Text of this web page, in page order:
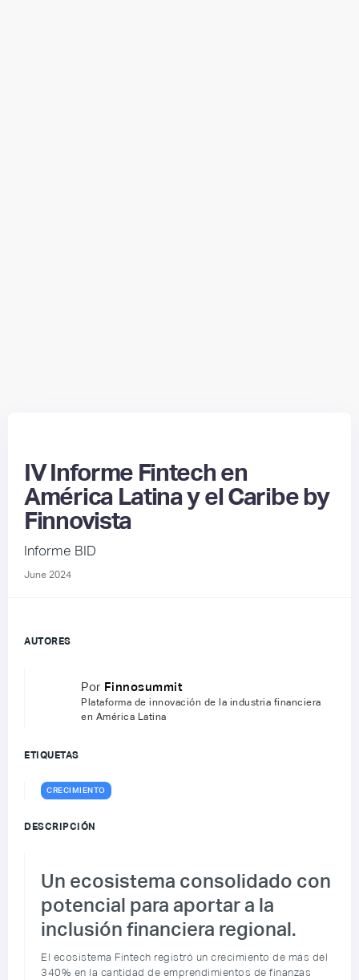
IV Informe Fintech en
América Latina y el Caribe by
Finnovista
Informe BID
June 2024
AUTORES
Por Finnosummit
Plataforma de innovación de la industria financiera
en América Latina
ETIQUETAS
CRECIMIENTO
DESCRIPCIÓN
Un ecosistema consolidado con
potencial para aportar a la
inclusión financiera regional.
El ecosistema Fintech registró un crecimiento de más del
340% en la cantidad de emprendimientos de finanzas